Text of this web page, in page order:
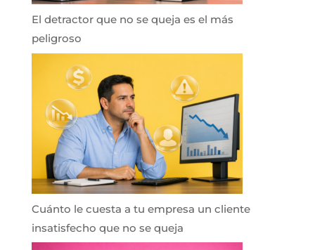
El detractor que no se queja es el más
peligroso
Cuánto le cuesta a tu empresa un cliente
insatisfecho que no se queja